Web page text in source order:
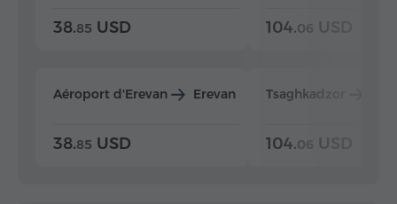
38.85 USD
Aéroport d'Erevan Erevan
38.85 USD
104.06 USD
Tsaghkadzor
104.06 USD